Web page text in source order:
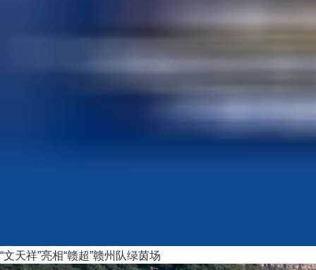
“文天祥”亮相“赣超”赣州队绿茵场